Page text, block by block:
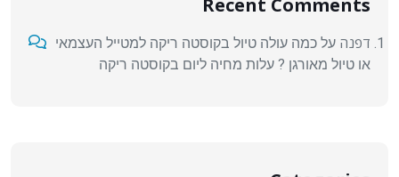
Recent Comments
דפנה על כמה עולה טיול בקוסטה ריקה למטייל העצמאי
או טיול מאורגן ? עלות מחיה ליום בקוסטה ריקה